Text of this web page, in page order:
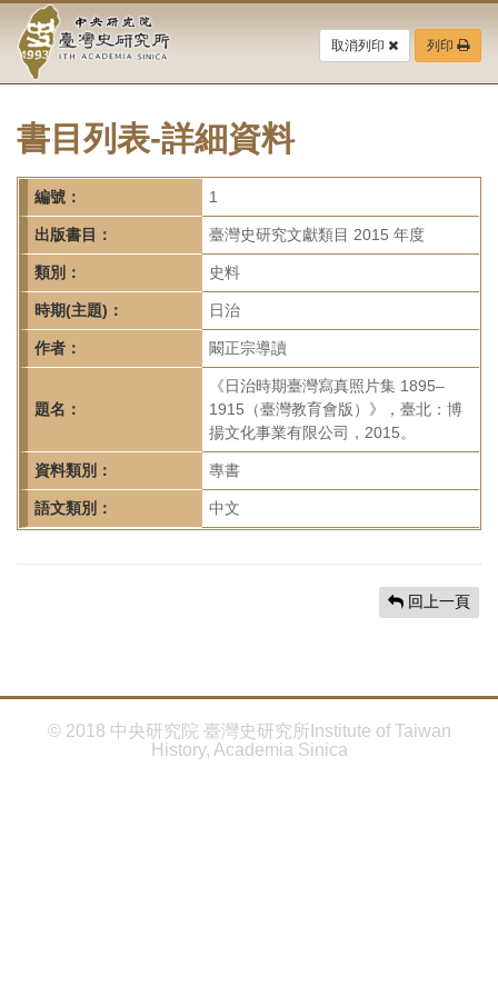
要
中
央
研
究
院-
臺
灣
史
研
究
所-
首
頁
取消列印 列印
書目列表-詳細資料
編號： 1
出版書目： 臺灣史研究文獻類目 2015 年度
類別： 史料
時期(主題)： 日治
作者： 闞正宗導讀
題名：
《日治時期臺灣寫真照片集 1895–
1915（臺灣教育會版）》，臺北：博
揚文化事業有限公司，2015。
資料類別： 專書
語文類別： 中文
回上一頁
© 2018 中央研究院 臺灣史研究所Institute of Taiwan
History, Academia Sinica